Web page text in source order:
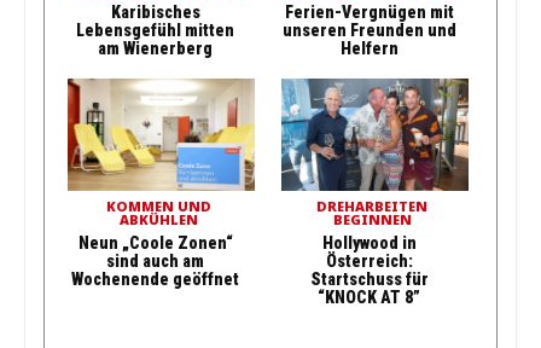
Karibisches
Lebensgefühl mitten
am Wienerberg
Ferien-Vergnügen mit
unseren Freunden und
Helfern
KOMMEN UND
ABKÜHLEN
Neun „Coole Zonen“
sind auch am
Wochenende geöffnet
DREHARBEITEN
BEGINNEN
Hollywood in
Österreich:
Startschuss für
“KNOCK AT 8”